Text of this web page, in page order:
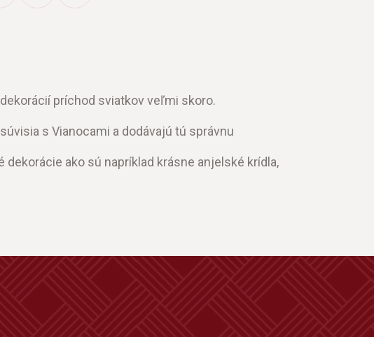
príchod sviatkov veľmi skoro.
s Vianocami a dodávajú tú správnu
ako sú napríklad krásne anjelské krídla,